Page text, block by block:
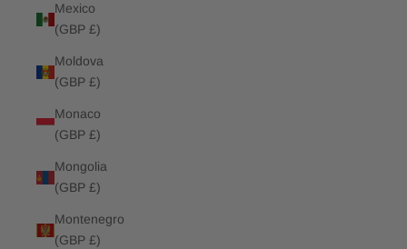
Mexico
(GBP £)
Moldova
(GBP £)
Monaco
(GBP £)
Mongolia
(GBP £)
Montenegro
(GBP £)